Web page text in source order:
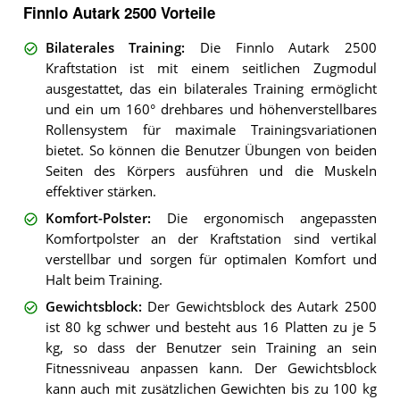
Finnlo Autark 2500 Vorteile
Bilaterales Training: Die Finnlo Autark 2500
Kraftstation ist mit einem seitlichen Zugmodul
ausgestattet, das ein bilaterales Training ermöglicht
und ein um 160° drehbares und höhenverstellbares
Rollensystem für maximale Trainingsvariationen
bietet. So können die Benutzer Übungen von beiden
Seiten des Körpers ausführen und die Muskeln
effektiver stärken.
Komfort-Polster: Die ergonomisch angepassten
Komfortpolster an der Kraftstation sind vertikal
verstellbar und sorgen für optimalen Komfort und
Halt beim Training.
Gewichtsblock: Der Gewichtsblock des Autark 2500
ist 80 kg schwer und besteht aus 16 Platten zu je 5
kg, so dass der Benutzer sein Training an sein
Fitnessniveau anpassen kann. Der Gewichtsblock
kann auch mit zusätzlichen Gewichten bis zu 100 kg